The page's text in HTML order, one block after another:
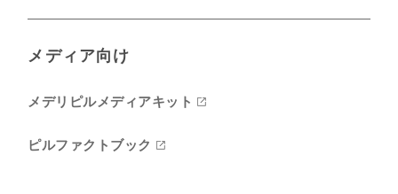
メディア向け
メデリピルメディアキット
ピルファクトブック